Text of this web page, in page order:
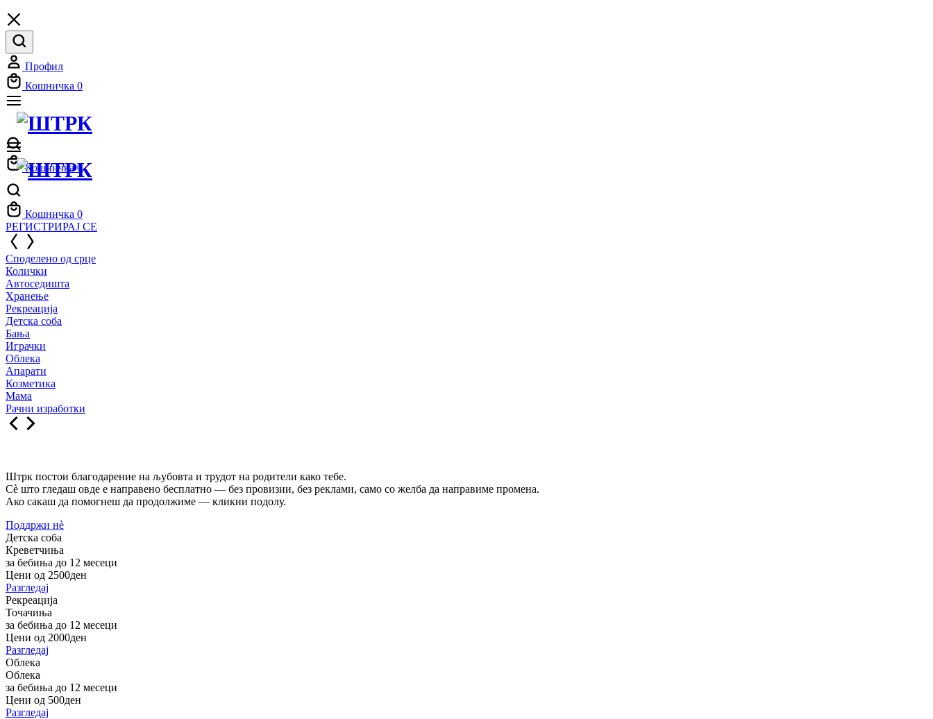
Профил
Кошничка 0
Кошничка 0
Кошничка 0
РЕГИСТРИРАЈ СЕ
Споделено од срце
Колички
Автоседишта
Хранење
Рекреација
Детска соба
Бања
Играчки
Облека
Апарати
Козметика
Мама
Рачни изработки
Штрк постои благодарение на љубовта и трудот на родители како тебе.
Сè што гледаш овде е направено бесплатно — без провизии, без реклами, само со желба да направиме промена.
Ако сакаш да помогнеш да продолжиме — кликни подолу.
Поддржи нѐ
Детска соба
Креветчиња
за бебиња до 12 месеци
Цени од 2500ден
Разгледај
Рекреација
Точачиња
за бебиња до 12 месеци
Цени од 2000ден
Разгледај
Облека
Облека
за бебиња до 12 месеци
Цени од 500ден
Разгледај